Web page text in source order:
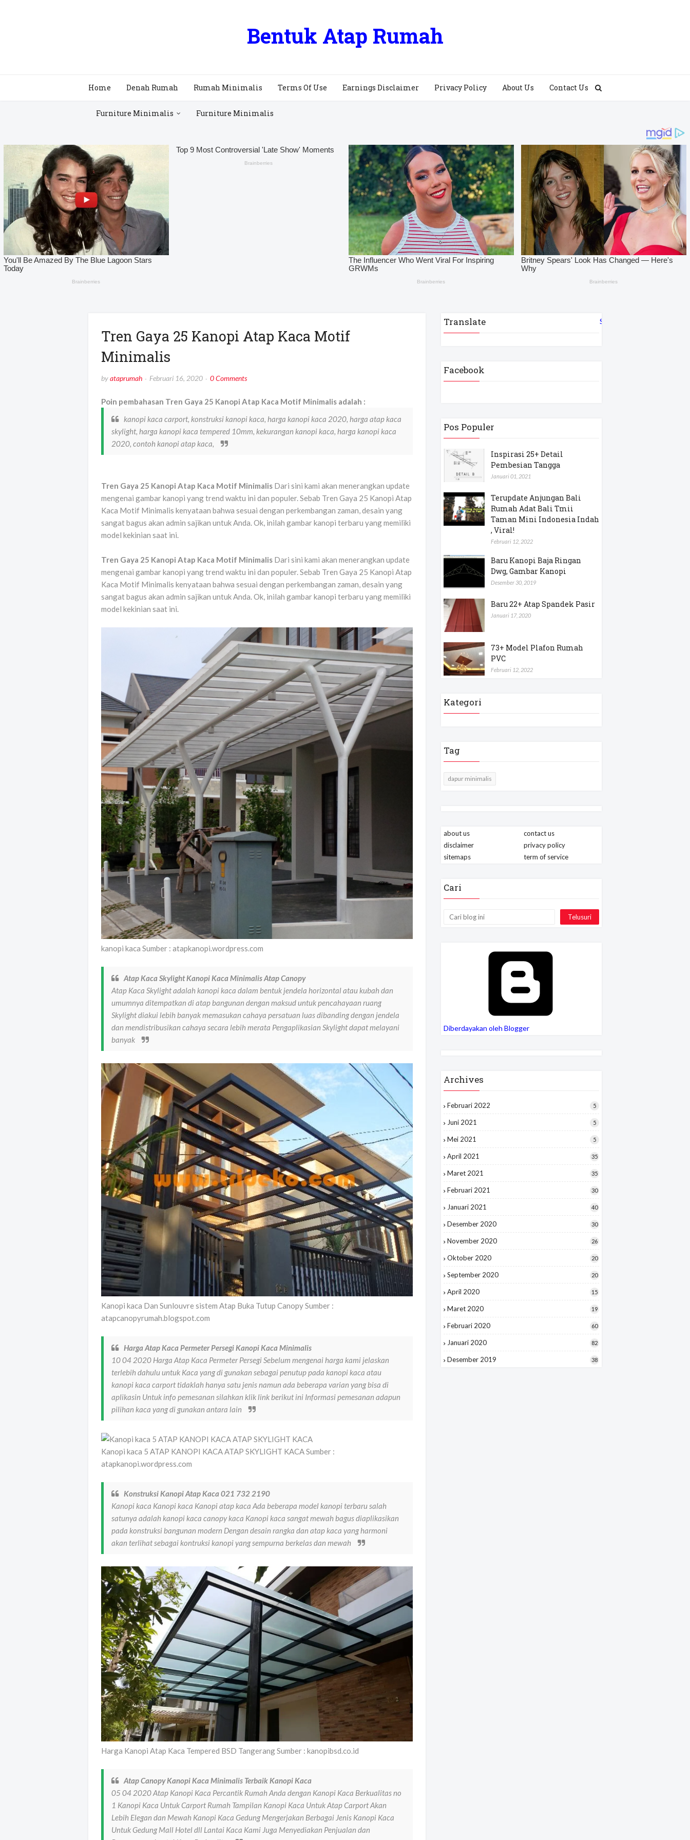
Bentuk Atap Rumah
Home Denah Rumah Rumah Minimalis Terms Of Use Earnings Disclaimer Privacy Policy About Us Contact Us
Furniture Minimalis Furniture Minimalis
Tren Gaya 25 Kanopi Atap Kaca Motif
Minimalis
byataprumah Februari 16, 2020 0 Comments
Poin pembahasan Tren Gaya 25 Kanopi Atap Kaca Motif Minimalis adalah :
kanopi kaca carport, konstruksi kanopi kaca, harga kanopi kaca 2020, harga atap kaca
skylight, harga kanopi kaca tempered 10mm, kekurangan kanopi kaca, harga kanopi kaca
2020, contoh kanopi atap kaca,
Tren Gaya 25 Kanopi Atap Kaca Motif Minimalis Dari sini kami akan menerangkan update
mengenai gambar kanopi yang trend waktu ini dan populer. Sebab Tren Gaya 25 Kanopi Atap
Kaca Motif Minimalis kenyataan bahwa sesuai dengan perkembangan zaman, desain yang
sangat bagus akan admin sajikan untuk Anda. Ok, inilah gambar kanopi terbaru yang memiliki
model kekinian saat ini.
Tren Gaya 25 Kanopi Atap Kaca Motif Minimalis Dari sini kami akan menerangkan update
mengenai gambar kanopi yang trend waktu ini dan populer. Sebab Tren Gaya 25 Kanopi Atap
Kaca Motif Minimalis kenyataan bahwa sesuai dengan perkembangan zaman, desain yang
sangat bagus akan admin sajikan untuk Anda. Ok, inilah gambar kanopi terbaru yang memiliki
model kekinian saat ini.
kanopi kaca Sumber : atapkanopi.wordpress.com
Atap Kaca Skylight Kanopi Kaca Minimalis Atap Canopy
Atap Kaca Skylight adalah kanopi kaca dalam bentuk jendela horizontal atau kubah dan
umumnya ditempatkan di atap bangunan dengan maksud untuk pencahayaan ruang
Skylight diakui lebih banyak memasukan cahaya persatuan luas dibanding dengan jendela
dan mendistribusikan cahaya secara lebih merata Pengaplikasian Skylight dapat melayani
banyak
Kanopi kaca Dan Sunlouvre sistem Atap Buka Tutup Canopy Sumber :
atapcanopyrumah.blogspot.com
Harga Atap Kaca Permeter Persegi Kanopi Kaca Minimalis
10 04 2020 Harga Atap Kaca Permeter Persegi Sebelum mengenai harga kami jelaskan
terlebih dahulu untuk Kaca yang di gunakan sebagai penutup pada kanopi kaca atau
kanopi kaca carport tidaklah hanya satu jenis namun ada beberapa varian yang bisa di
aplikasin Untuk info pemesanan silahkan klik link berikut ini Informasi pemesanan adapun
pilihan kaca yang di gunakan antara lain
Kanopi kaca 5 ATAP KANOPI KACA ATAP SKYLIGHT KACA Sumber :
atapkanopi.wordpress.com
Konstruksi Kanopi Atap Kaca 021 732 2190
Kanopi kaca Kanopi kaca Kanopi atap kaca Ada beberapa model kanopi terbaru salah
satunya adalah kanopi kaca canopy kaca Kanopi kaca sangat mewah bagus diaplikasikan
pada konstruksi bangunan modern Dengan desain rangka dan atap kaca yang harmoni
akan terlihat sebagai kontruksi kanopi yang sempurna berkelas dan mewah
Harga Kanopi Atap Kaca Tempered BSD Tangerang Sumber : kanopibsd.co.id
Atap Canopy Kanopi Kaca Minimalis Terbaik Kanopi Kaca
05 04 2020 Atap Kanopi Kaca Percantik Rumah Anda dengan Kanopi Kaca Berkualitas no
1 Kanopi Kaca Untuk Carport Rumah Tampilan Kanopi Kaca Untuk Atap Carport Akan
Lebih Elegan dan Mewah Kanopi Kaca Gedung Mengerjakan Berbagai Jenis Kanopi Kaca
Untuk Gedung Mall Hotel dll Lantai Kaca Kami Juga Menyediakan Penjualan dan
Translate Select Language
Facebook
Pos Populer
Inspirasi 25+ Detail
Pembesian Tangga
Januari 01, 2021
Terupdate Anjungan Bali
Rumah Adat Bali Tmii
Taman Mini Indonesia Indah
, Viral!
Februari 12, 2022
Baru Kanopi Baja Ringan
Dwg, Gambar Kanopi
Desember 30, 2019
Baru 22+ Atap Spandek Pasir
Januari 17, 2020
73+ Model Plafon Rumah
PVC
Februari 12, 2022
Kategori
Tag
dapur minimalis
about us
contact us
disclaimer
privacy policy
sitemaps
term of service
Cari
Diberdayakan oleh Blogger
Archives
Februari 2022 5
Juni 2021 5
Mei 2021 5
April 2021 35
Maret 2021 35
Februari 2021 30
Januari 2021 40
Desember 2020 30
November 2020 26
Oktober 2020 20
September 2020 20
April 2020 15
Maret 2020 19
Februari 2020 60
Januari 2020 82
Desember 2019 38